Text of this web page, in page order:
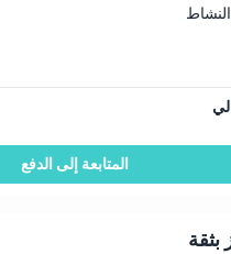
المتابعة إلى الدفع
بثقة